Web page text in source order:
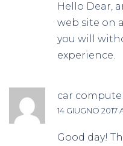
Hello Dear,
web site on
you will
experience.
car
14 GIUGNO 2017
Good day!